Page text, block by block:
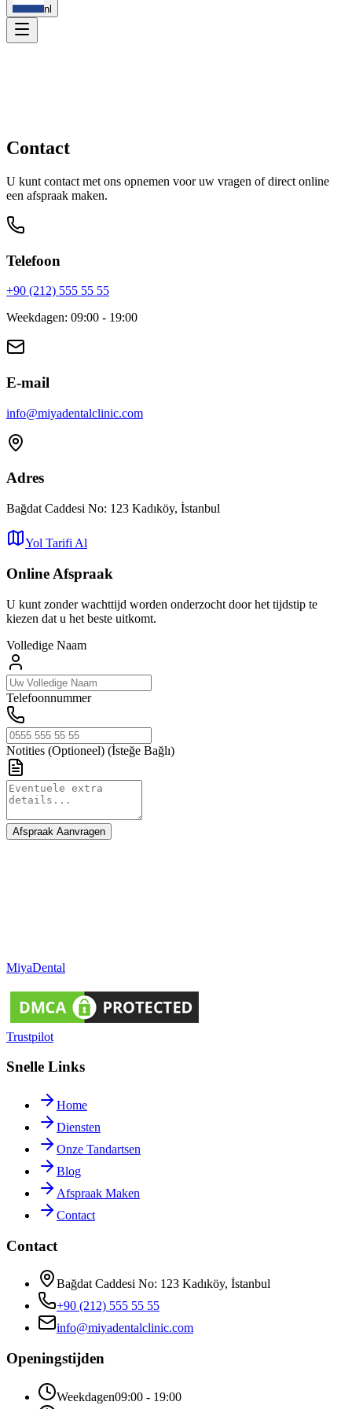
nl
Contact
U kunt contact met ons opnemen voor uw vragen of direct online
een afspraak maken.
Telefoon
+90 (212) 555 55 55
Weekdagen: 09:00 - 19:00
E-mail
info@miyadentalclinic.com
Adres
Bağdat Caddesi No: 123 Kadıköy, İstanbul
Yol Tarifi Al
Online Afspraak
U kunt zonder wachttijd worden onderzocht door het tijdstip te
kiezen dat u het beste uitkomt.
Volledige Naam
Telefoonnummer
Notities (Optioneel) (İsteğe Bağlı)
Afspraak Aanvragen
MiyaDental
Trustpilot
Snelle Links
Home
Diensten
Onze Tandartsen
Blog
Afspraak Maken
Contact
Contact
Bağdat Caddesi No: 123 Kadıköy, İstanbul
+90 (212) 555 55 55
info@miyadentalclinic.com
Openingstijden
Weekdagen09:00 - 19:00